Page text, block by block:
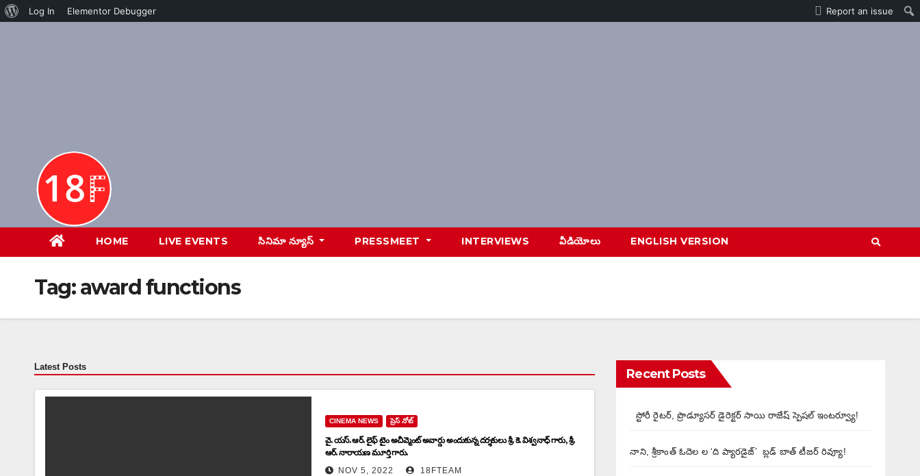
About
Log In Elementor Debugger Report an issue
HOME LIVE EVENTS సినిమా న్యూస్ PRESSMEET INTERVIEWS వీడియోలు ENGLISH VERSION
Tag:award functions
Latest Posts
CINEMA NEWS ప్రెస్ నోట్
వై. యస్. ఆర్. లైఫ్ టైం అచీవ్మెంట్ అవార్డు అందుకున్న దర్శకులు శ్రీ. కె. విశ్వనాధ్ గారు, శ్రీ.
ఆర్. నారాయణ మూర్తి గారు.
NOV 5, 2022 18FTEAM
Recent Posts
స్టోరీ రైటర్, ప్రొడ్యూసర్ డైరెక్టర్ సాయి రాజేష్ స్పెషల్ ఇంటర్వ్యూ!
నాని, శ్రీకాంత్ ఓదెల ల ‘ది ప్యారడైజ్’ బ్లడ్ బాత్ టీజర్ రివ్యూ!